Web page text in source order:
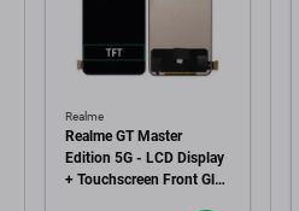
Realme
Realme GT Master
Edition 5G - LCD Display
+ Touchscreen Front Glas